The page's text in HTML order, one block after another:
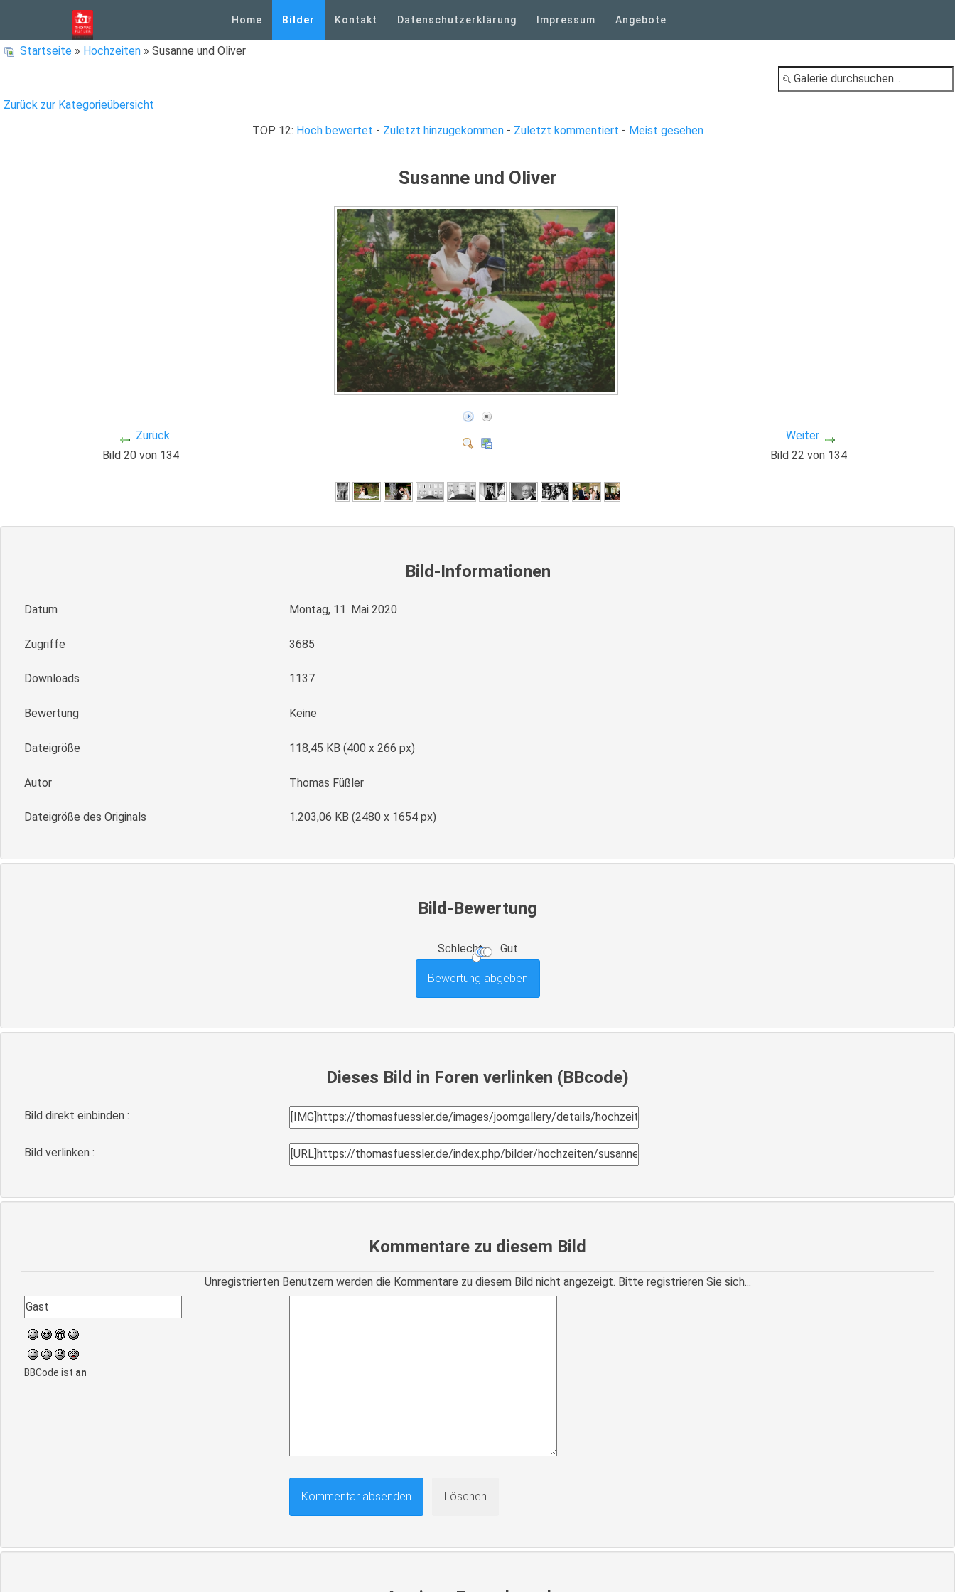
Home Bilder Kontakt Datenschutzerklärung Impressum Angebote
Startseite » Hochzeiten » Susanne und Oliver
Zurück zur Kategorieübersicht
TOP 12: Hoch bewertet - Zuletzt hinzugekommen- Zuletzt kommentiert - Meist gesehen
Susanne und Oliver
Zurück
Bild 20 von 134
Weiter
Bild 22 von 134
Bild-Informationen
Datum Montag, 11. Mai 2020
Zugriffe 3685
Downloads 1137
Bewertung Keine
Dateigröße 118,45 KB (400 x 266 px)
Autor Thomas Füßler
Dateigröße des Originals 1.203,06 KB (2480 x 1654 px)
Bild-Bewertung
Schlecht Gut
Dieses Bild in Foren verlinken (BBcode)
Bild direkt einbinden :
Bild verlinken :
Kommentare zu diesem Bild
Unregistrierten Benutzern werden die Kommentare zu diesem Bild nicht angezeigt. Bitte registrieren Sie sich...
BBCode ist an